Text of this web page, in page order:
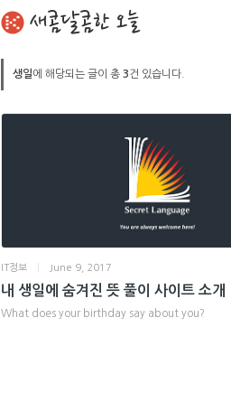
새콤달콤한 오늘
생일에 해당되는 글이 총 3건 있습니다.
IT정보 June 9, 2017
내 생일에 숨겨진 뜻 풀이 사이트 소개
What does your birthday say about you?